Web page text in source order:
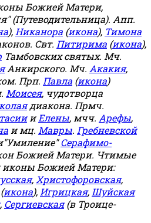
Божией Матери,
(Путеводительница). Апп.
), Никанора (икона), Тимона
Свт. Питирима (икона),
Тамбовских святых. Мч.
Анкирского. Мч. Акакия,
Прп. Павла (икона)
Моисея, чудотворца
диакона. Прмч.
иЕлены, мчч. Арефы,
и мц. Мавры. Гребневской
Серафимо-
Божией Матери. Чтимые
иконы Божией Матери:
, Христофоровская,
икона), Игрицкая, Шуйская
, Сергиевская(в Троице-